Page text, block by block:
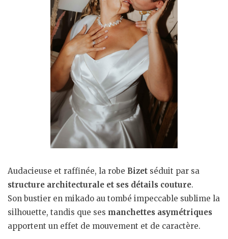
Audacieuse et raffinée, la robe Bizet séduit par sa
structure architecturale et ses détails couture.
Son bustier en mikado au tombé impeccable sublime la
silhouette, tandis que ses manchettes asymétriques
apportent un effet de mouvement et de caractère.